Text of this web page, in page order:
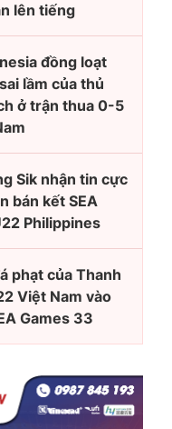
lên tiếng
đồng loạt
lầm của thủ
ở trận thua 0-5
Sik nhận tin cực
bán kết SEA
Philippines
phạt của Thanh
Việt Nam vào
Games 33